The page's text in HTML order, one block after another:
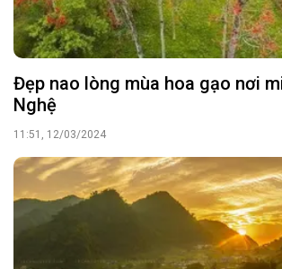
Đẹp nao lòng mùa hoa gạo nơi
Nghệ
11:51, 12/03/2024